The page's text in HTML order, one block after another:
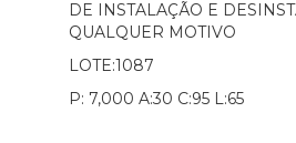
DE INSTALAÇÃO E
QUALQUER MOTIVO
LOTE:1087
P: 7,000 A:30 C:95 L:65